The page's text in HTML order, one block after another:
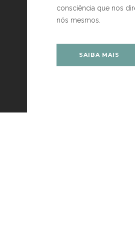
consciência que nos
nós mesmos.
SAIBA MAIS